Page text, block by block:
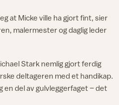
at Micke ville ha gjort fint, sier
malermester og daglig leder
Stark nemlig gjort ferdig
deltageren med et handikap.
en del av gulvleggerfaget – det